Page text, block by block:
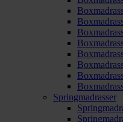
Springmadrasser